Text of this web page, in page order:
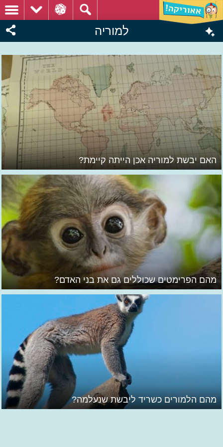
למוריה
האם יבשת למוריה אכן הייתה קיימת?
מהם הפרימטים שכוללים גם את בני האדם?
מהם הלמורים כשריד ליבשת שנעלמה?